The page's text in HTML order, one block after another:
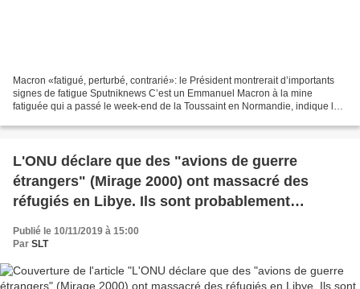
Macron «fatigué, perturbé, contrarié»: le Président montrerait d’importants
signes de fatigue Sputniknews C’est un Emmanuel Macron à la mine
fatiguée qui a passé le week-end de la Toussaint en Normandie, indique le
L'ONU déclare que des "avions de guerre
étrangers" (Mirage 2000) ont massacré des
réfugiés en Libye. Ils sont probablement
Publié le 10/11/2019 à 15:00
Par SLT